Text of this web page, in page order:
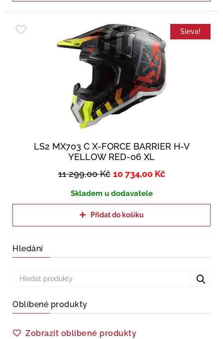
Sleva!
LS2 MX703 C X-FORCE BARRIER H-V
YELLOW RED-06 XL
11 299,00Kč 10 734,00 Kč
Skladem u dodavatele
Přidat do košíku
Hledání
Oblíbené produkty
Zobrazit oblíbené produkty